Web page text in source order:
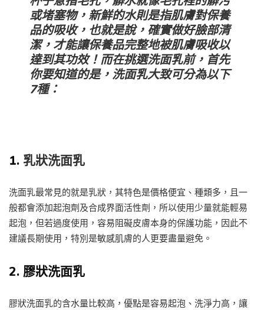
或堵塞物，新鮮的水則是指肌膚對保養
品的吸收，也就是說，確實做好臉部清
潔，才能讓保養品完整地被肌膚吸收以
達到其功效！而在挑選洗面乳前，首先
你要知道的是，洗面乳大致可分為以下
7種：
1. 乳狀洗面乳
洗面乳最常見的就是乳狀，其特色是價格便宜、種類多，且一
般都會添加起泡劑及合成界面活性劑，所以使用少量就能輕易
起泡，但若過度使用，容易阻礙皮膚本身的保護功能，因此不
建議長期使用，特別是敏感肌膚的人更要盡量避免。
2. 膠狀洗面乳
膠狀洗面乳的含水量比較高，優點是容易起泡、洗淨力高，讓